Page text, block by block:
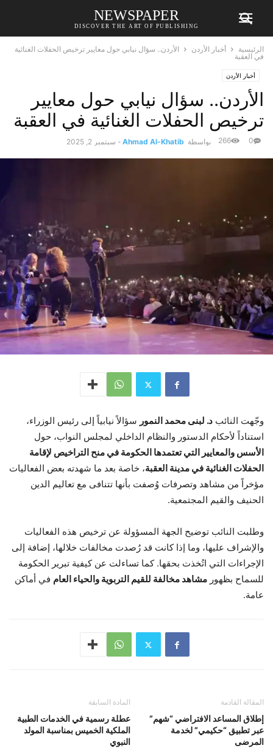
NEWSPAPER
DISCOVER THE ART OF PUBLISHING
الرئيسية أخبار الأردن
الأردن.. سؤال نيابي حول معايير ترخيص الحفلات الغنائية
في العقبة
أخبار الأردن
الأردن.. سؤال نيابي حول معايير
ترخيص الحفلات الغنائية في العقبة
بواسطة Ahmad Al-Khatib
- سبتمبر 2, 2025 0
266
وجّهت النائب د. لبنى محمد النمور سؤالاً نيابياً إلى رئيس الوزراء،
استناداً لأحكام الدستور والنظام الداخلي لمجلس النواب، حول
الأسس والمعايير التي تعتمدها الحكومة في منح التراخيص لإقامة
الحفلات الغنائية في مدينة العقبة، خاصة بعد ما شهدته بعض الفعاليات
مؤخراً من مشاهد وتصرفات وُصفت بأنها تتنافى مع تعاليم الدين
الحنيف والقيم المجتمعية.
وطلبت النائب توضيح الجهة المسؤولة عن ترخيص هذه الفعاليات
والإشراف عليها، وما إذا كانت قد رُصدت مخالفات خلالها، إضافة إلى
الإجراءات التي اتُخذت بحقها. كما تساءلت عن كيفية تبرير الحكومة
للسماح بظهور مشاهد مخالفة للقيم التربوية والحياء العام في أماكن
عامة.
المادة السابقة
عطلة رسمية في الخدمات الطبية
الملكية الخميس بمناسبة المولد
النبوي
المقالة القادمة
إطلاق المساعد الافتراضي “شهم”
عبر تطبيق “حكيمي” لخدمة
المرضى